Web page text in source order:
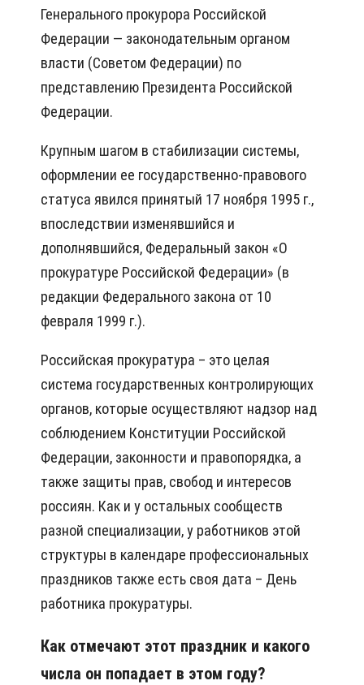
Генерального прокурора Российской
Федерации — законодательным органом
власти (Советом Федерации) по
представлению Президента Российской
Федерации.
Крупным шагом в стабилизации системы,
оформлении ее государственно-правового
статуса явился принятый 17 ноября 1995 г.,
впоследствии изменявшийся и
дополнявшийся, Федеральный закон «О
прокуратуре Российской Федерации» (в
редакции Федерального закона от 10
февраля 1999 г.).
Российская прокуратура – это целая
система государственных контролирующих
органов, которые осуществляют надзор над
соблюдением Конституции Российской
Федерации, законности и правопорядка, а
также защиты прав, свобод и интересов
россиян. Как и у остальных сообществ
разной специализации, у работников этой
структуры в календаре профессиональных
праздников также есть своя дата – День
работника прокуратуры.
Как отмечают этот праздник и какого
числа он попадает в этом году?